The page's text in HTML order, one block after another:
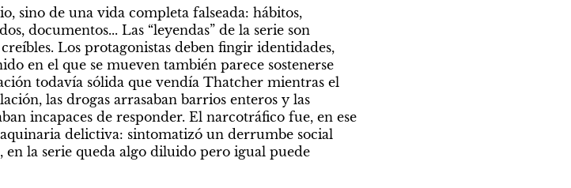
sino de una vida completa falseada: hábitos,
documentos... Las “leyendas” de la serie son
Los protagonistas deben fingir identidades,
en el que se mueven también parece sostenerse
todavía sólida que vendía Thatcher mientras el
las drogas arrasaban barrios enteros y las
incapaces de responder. El narcotráfico fue, en ese
delictiva: sintomatizó un derrumbe social
la serie queda algo diluido pero igual puede